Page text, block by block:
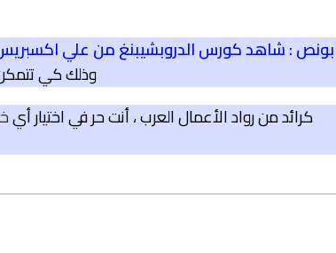
بونص : شاهد كورس الدروبشيبنغ من علي
وذلك كي
كرائد من رواد الأعمال العرب ، أنت حر في اختيار أي